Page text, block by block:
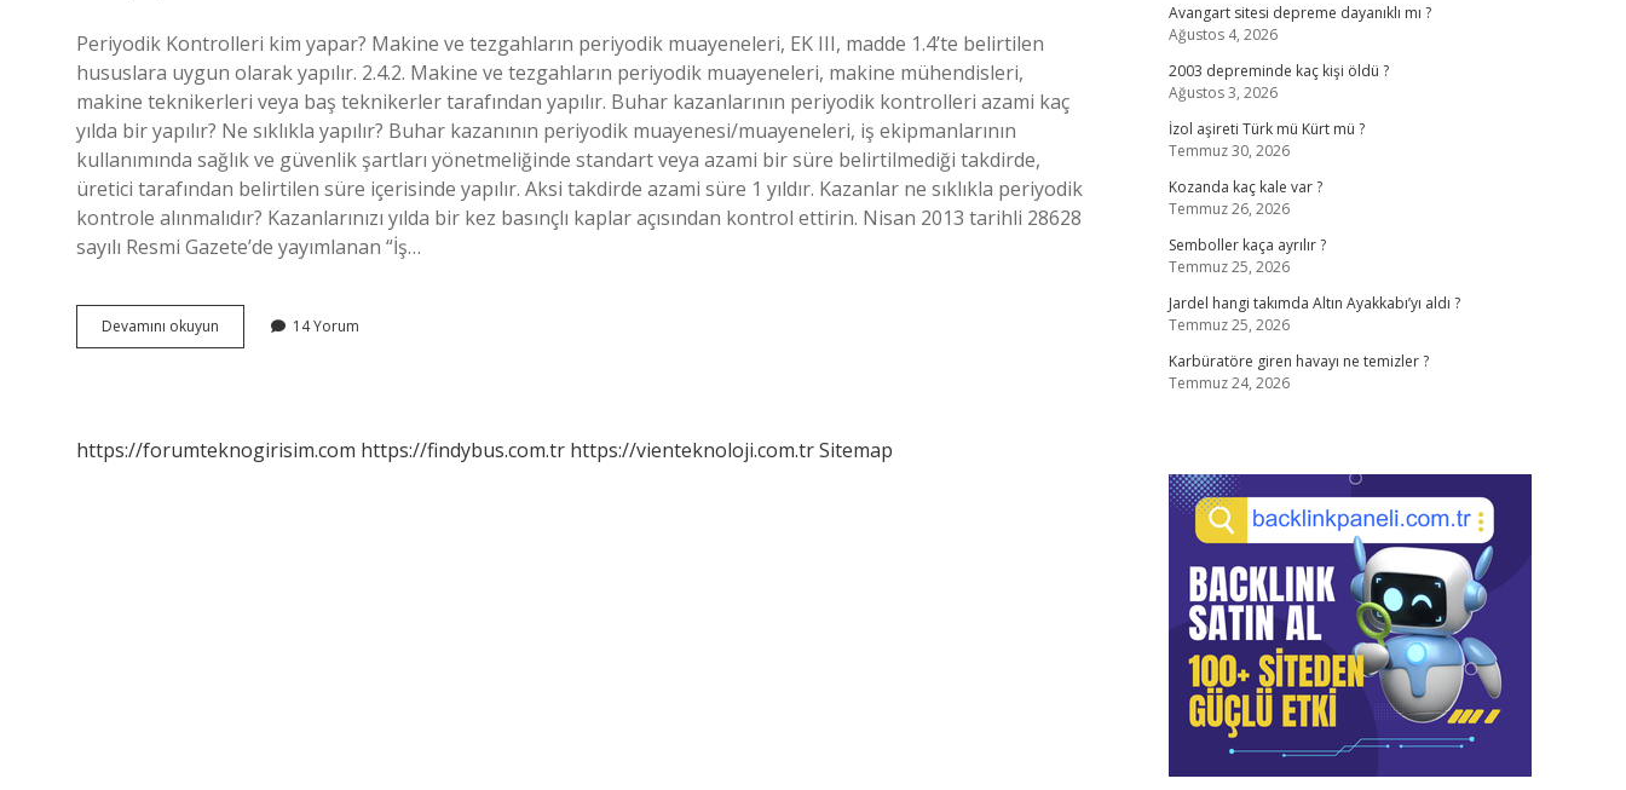
Periyodik Kontrolleri kim yapar? Makine ve tezgahların periyodik muayeneleri, EK III, madde 1.4’te belirtilen
hususlara uygun olarak yapılır. 2.4.2. Makine ve tezgahların periyodik muayeneleri, makine mühendisleri,
makine teknikerleri veya baş teknikerler tarafından yapılır. Buhar kazanlarının periyodik kontrolleri azami kaç
yılda bir yapılır? Ne sıklıkla yapılır? Buhar kazanının periyodik muayenesi/muayeneleri, iş ekipmanlarının
kullanımında sağlık ve güvenlik şartları yönetmeliğinde standart veya azami bir süre belirtilmediği takdirde,
üretici tarafından belirtilen süre içerisinde yapılır. Aksi takdirde azami süre 1 yıldır. Kazanlar ne sıklıkla periyodik
kontrole alınmalıdır? Kazanlarınızı yılda bir kez basınçlı kaplar açısından kontrol ettirin. Nisan 2013 tarihli 28628
sayılı Resmi Gazete’de yayımlanan “İş…
Devamını okuyun
Kazanına
Yapar
14 Yorum
https://forumteknogirisim.com https://findybus.com.tr https://vienteknoloji.com.trSitemap
Avangart sitesi depreme dayanıklı mı ?
Ağustos 4, 2026
2003 depreminde kaç kişi öldü ?
Ağustos 3, 2026
İzol aşireti Türk mü Kürt mü ?
Temmuz 30, 2026
Kozanda kaç kale var ?
Temmuz 26, 2026
Semboller kaça ayrılır ?
Temmuz 25, 2026
Jardel hangi takımda Altın Ayakkabı’yı aldı ?
Temmuz 25, 2026
Karbüratöre giren havayı ne temizler ?
Temmuz 24, 2026